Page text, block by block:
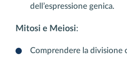
dell’espressione genica.
Mitosi e Meiosi:
Comprendere la divisione